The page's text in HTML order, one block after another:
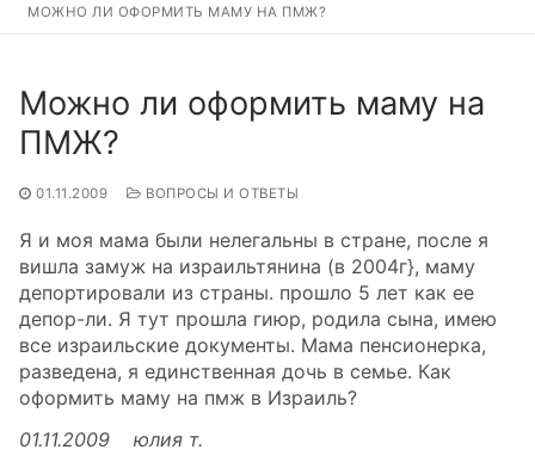
МОЖНО ЛИ ОФОРМИТЬ МАМУ НА ПМЖ?
Можно ли оформить маму на
ПМЖ?
01.11.2009 ВОПРОСЫ И ОТВЕТЫ
Я и моя мама были нелегальны в стране, после я
вишла замуж на израильтянина (в 2004г}, маму
депортировали из страны. прошло 5 лет как ее
депор-ли. Я тут прошла гиюр, родила сына, имею
все израильские документы. Мама пенсионерка,
разведена, я единственная дочь в семье. Как
оформить маму на пмж в Израиль?
01.11.2009 юлия т.